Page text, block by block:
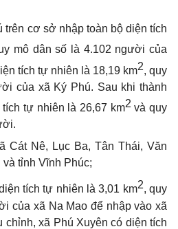
trên cơ sở nhập toàn bộ diện tích
mô dân số là 4.102 người của
tích tự nhiên là 18,19 km2, quy
của xã Ký Phú. Sau khi thành
tích tự nhiên là 26,67 km2 và quy
Cát Nê, Lục Ba, Tân Thái, Văn
và tỉnh Vĩnh Phúc;
tích tự nhiên là 3,01 km2, quy
của xã Na Mao để nhậpvào xã
chỉnh, xã Phú Xuyên có diện tích